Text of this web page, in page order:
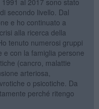
secondo livello. Dal
e ho continuato a
alla ricerca della
tenuto numerosi gruppi
e con la famiglia persone
(cancro, malattie
arteriosa,
o psicotiche. Da
perché ritengo